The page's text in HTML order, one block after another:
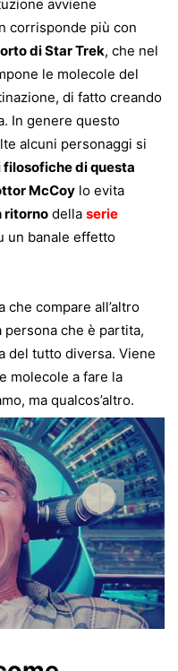
avviene
corrisponde più con
di Star Trek, che nel
le molecole del
di fatto creando
In genere questo
alcuni personaggi si
di questa
McCoy lo evita
ritorno della serie
un banale effetto
compare all’altro
che è partita,
del tutto diversa. Viene
molecole a fare la
ma qualcos’altro.